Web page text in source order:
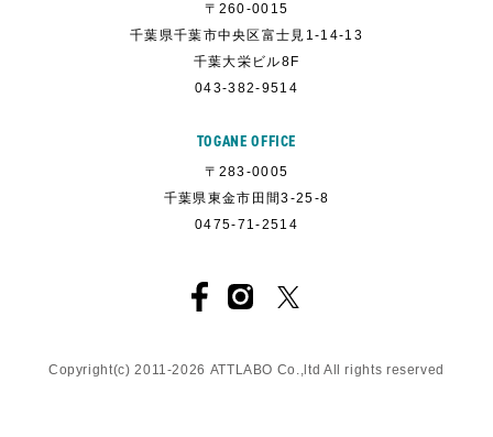
〒260-0015
千葉県千葉市中央区富士見1-14-13
千葉大栄ビル8F
043-382-9514
TOGANE OFFICE
〒283-0005
千葉県東金市田間3-25-8
0475-71-2514
Copyright(c) 2011-2026 ATTLABO Co.,ltd All rights reserved